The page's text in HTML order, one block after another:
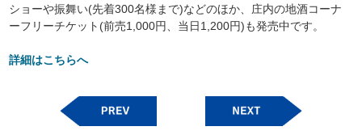
ショーや振舞い(先着300名様まで)などのほか、庄内の地酒コーナ
ーフリーチケット(前売1,000円、当日1,200円)も発売中です。
詳細はこちらへ